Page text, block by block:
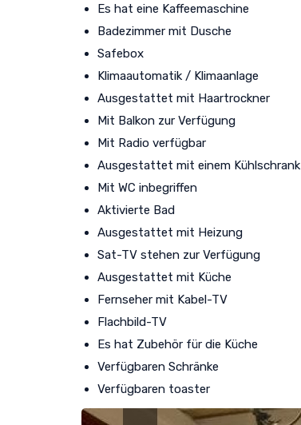
Es hat eine Kaffeemaschine
Badezimmer mit Dusche
Safebox
Klimaautomatik / Klimaanlage
Ausgestattet mit Haartrockner
Mit Balkon zur Verfügung
Mit Radio verfügbar
Ausgestattet mit einem Kühlschrank
Mit WC inbegriffen
Aktivierte Bad
Ausgestattet mit Heizung
Sat-TV stehen zur Verfügung
Ausgestattet mit Küche
Fernseher mit Kabel-TV
Flachbild-TV
Es hat Zubehör für die Küche
Verfügbaren Schränke
Verfügbaren toaster